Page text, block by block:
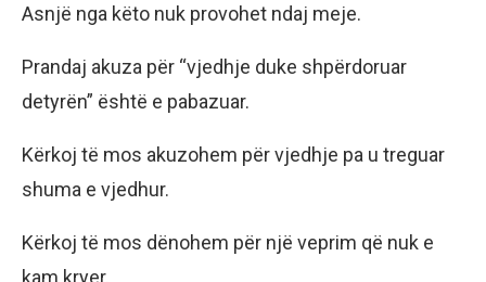
Asnjë nga këto nuk provohet ndaj meje.
Prandaj akuza për “vjedhje duke shpërdoruar
detyrën” është e pabazuar.
Kërkoj të mos akuzohem për vjedhje pa u treguar
shuma e vjedhur.
Kërkoj të mos dënohem për një veprim që nuk e
kam kryer.